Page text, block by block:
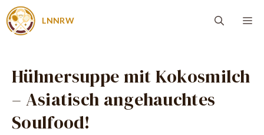
Zum
Inhalt
LNNRW
Hühnersuppe mit Kokosmilch
– Asiatisch angehauchtes
Soulfood!